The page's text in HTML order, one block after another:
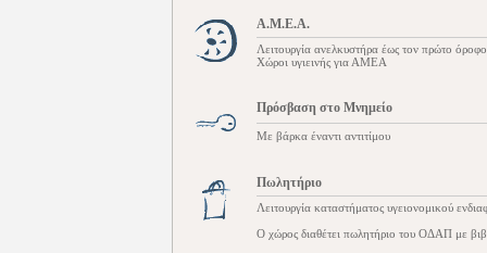
Α.Μ.Ε.Α.
Λειτουργία ανελκυστήρα έως τον πρώτο όροφο
Χώροι υγιεινής για ΑΜΕΑ
Πρόσβαση στο Μνημείο
Με βάρκα έναντι αντιτίμου
Πωλητήριο
Λειτουργία καταστήματος υγειονομικού
Ο χώρος διαθέτει πωλητήριο του ΟΔΑΠ με